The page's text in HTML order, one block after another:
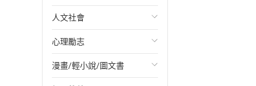
經濟/趨勢
財務/金融
管理/領導
歐美文學
日本文學
韓國文學
人文社會
國際關係
政治
心理勵志
心靈成長/情緒
漫畫/輕小說/圖文書